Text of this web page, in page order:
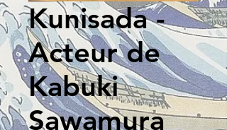
Kunisada -
Acteur de
Kabuki
Sawamura